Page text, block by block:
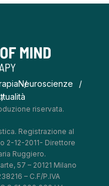
Neuroscienze
riservata.
Registrazione al
2-12-2011- Direttore
Ruggiero.
57 – 20121 Milano
– C.F/P.IVA